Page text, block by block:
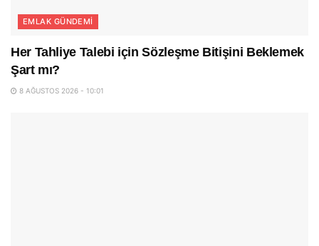
EMLAK GÜNDEMI
Her Tahliye Talebi için Sözleşme Bitişini Beklemek
Şart mı?
8 AĞUSTOS 2026 - 10:01